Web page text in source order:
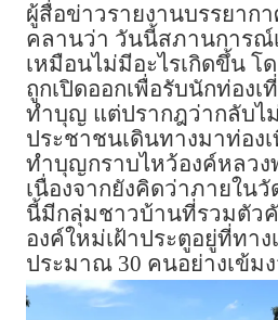
ผู้สื่อข่าวรายงานบรรยาก
คลานว่า วันนี้สภานการณ์
เหมือนไม่มีอะไรเกิดขึ้น โ
ถูกเปิดออกเพื่อรับนักท่องเ
ทำบุญ แต่ปรากฎว่ากลับไ
ประชาชนเดินทางมาท่อง
ทำบุญกราบไหว้องค์หลวง
เนื่องจากยังคิดว่าภายใน
นี้มีกลุ่มชาวบ้านที่รวมตัว
องค์ใหม่เฝ้าประตูอยู่ที่ทาง
ประมาณ 30 คนอย่างเข้ม